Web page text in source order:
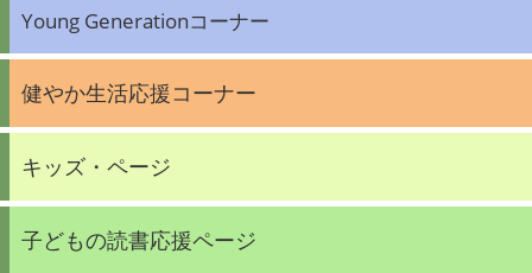
Young Generationコーナー
健やか生活応援コーナー
キッズ・ページ
子どもの読書応援ページ